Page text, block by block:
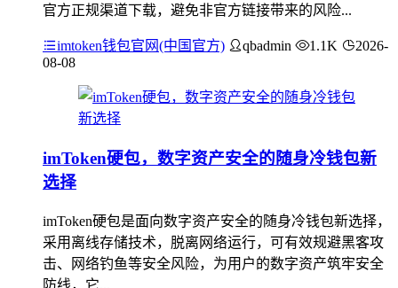
官方正规渠道下载，避免非官方链接带来的风险...
imtoken钱包官网(中国官方) qbadmin 1.1K
2026-
08-08
imToken硬包，数字资产安全的随身冷钱包新
选择
imToken硬包是面向数字资产安全的随身冷钱包新选择，
采用离线存储技术，脱离网络运行，可有效规避黑客攻
击、网络钓鱼等安全风险，为用户的数字资产筑牢安全
防线，它...